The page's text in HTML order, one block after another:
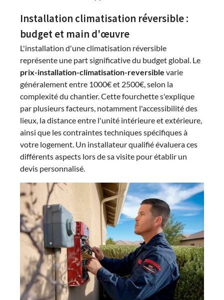
Installation climatisation réversible :
budget et main d'œuvre
L'installation d'une climatisation réversible
représente une part significative du budget global. Le
prix-installation-climatisation-reversible varie
généralement entre 1000€ et 2500€, selon la
complexité du chantier. Cette fourchette s'explique
par plusieurs facteurs, notamment l'accessibilité des
lieux, la distance entre l'unité intérieure et extérieure,
ainsi que les contraintes techniques spécifiques à
votre logement. Un installateur qualifié évaluera ces
différents aspects lors de sa visite pour établir un
devis personnalisé.